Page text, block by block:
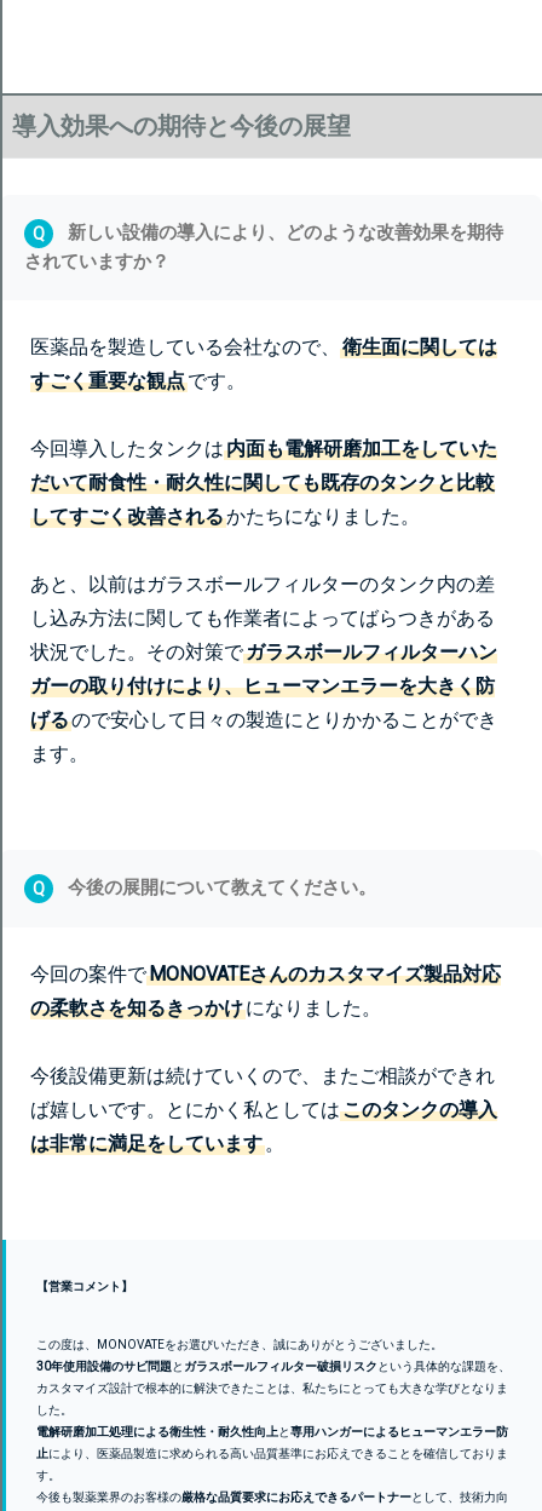
導入効果への期待と今後の展望
Q
新しい設備の導入により、どのような改善効果を期待
されていますか？
医薬品を製造している会社なので、
衛生面に関しては
すごく重要な観点です。
今回導入したタンクは内面も電解研磨加工をしていた
だいて耐食性・耐久性に関しても既存のタンクと比較
してすごく改善されるかたちになりました。
あと、以前はガラスボールフィルターのタンク内の差
し込み方法に関しても作業者によってばらつきがある
状況でした。その対策でガラスボールフィルターハン
ガーの取り付けにより、ヒューマンエラーを大きく防
げるので安心して日々の製造にとりかかることができ
ます。
Q 今後の展開について教えてください。
今回の案件でMONOVATEさんのカスタマイズ製品対応
の柔軟さを知るきっかけになりました。
今後設備更新は続けていくので、またご相談ができれ
ば嬉しいです。とにかく私としてはこのタンクの導入
は非常に満足をしています。
【営業コメント】
この度は、MONOVATEをお選びいただき、誠にありがとうございました。
30年使用設備のサビ問題と ガラスボールフィルター破損リスクという具体的な課題を、
カスタマイズ設計で根本的に解決できたことは、私たちにとっても大きな学びとなりま
した。
電解研磨加工処理による衛生性・耐久性向上と専用ハンガーによるヒューマンエラー防
止により、医薬品製造に求められる高い品質基準にお応えできることを確信しておりま
す。
今後も製薬業界のお客様の厳格な品質要求にお応えできるパートナーとして、技術力向